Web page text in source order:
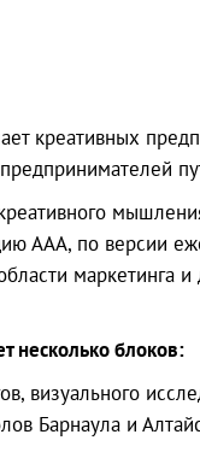
креативных
ААА, по версии
маркетинга
несколько блоков:
визуального
Барнаула и